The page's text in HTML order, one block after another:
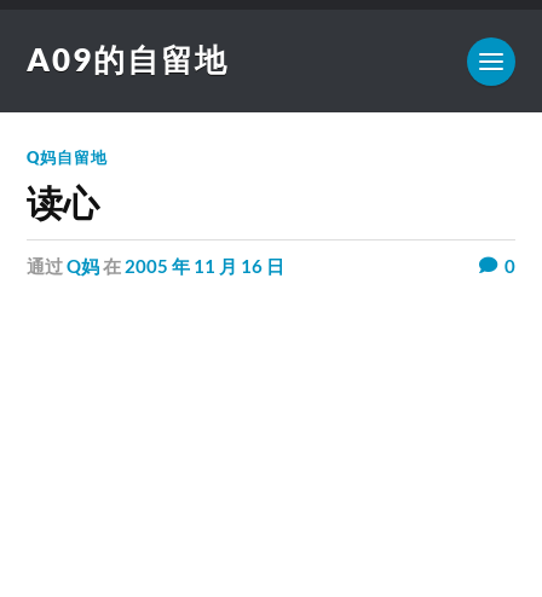
A09的自留地
Q妈自留地
读心
通过Q妈在 2005 年 11 月 16 日 0